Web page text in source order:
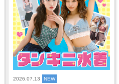
2026.07.13 NEW